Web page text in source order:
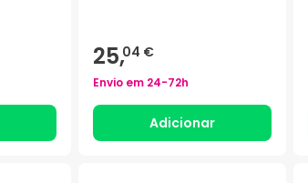
25,04 €
Envio em 24-72h
Adicionar